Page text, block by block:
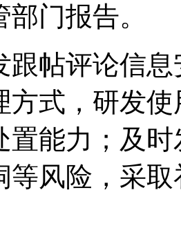
门报告。
跟帖评论信
方式，研发
置能力；及
等风险，采